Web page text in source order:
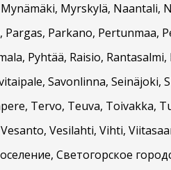
Myrskylä, Naantali,
Pargas, Parkano, Pertunmaa,
Pyhtää, Raisio,
Savonlinna,
Tervo, Teuva, Toivakka,
Vesilahti, Vihti,
Светогорское